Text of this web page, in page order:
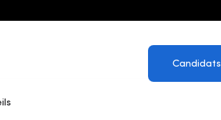
Candidats